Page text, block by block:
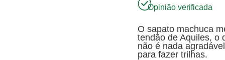
Opinião verificada
O sapato machuca
tendão de Aquiles, o
não é nada agradável
para fazer trilhas.